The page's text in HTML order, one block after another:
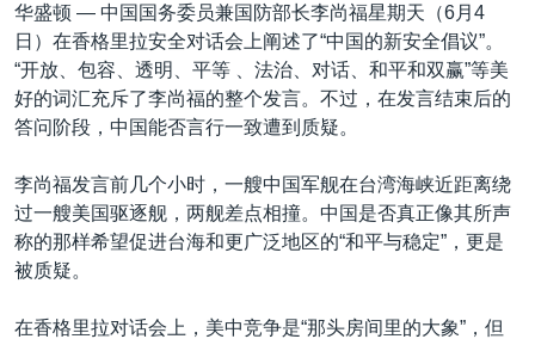
台海两岸关系
南中国海争端
关注西藏
GEN Z 看美国
其他语言网站
华盛顿 — 中国国务委员兼国防部长李尚福星期天（6月4
日）在香格里拉安全对话会上阐述了“中国的新安全倡议”。
“开放、包容、透明、平等 、法治、对话、和平和双赢”等美
好的词汇充斥了李尚福的整个发言。不过，在发言结束后的
答问阶段，中国能否言行一致遭到质疑。
李尚福发言前几个小时，一艘中国军舰在台湾海峡近距离绕
过一艘美国驱逐舰，两舰差点相撞。中国是否真正像其所声
称的那样希望促进台海和更广泛地区的“和平与稳定”，更是
被质疑。
在香格里拉对话会上，美中竞争是“那头房间里的大象”，但